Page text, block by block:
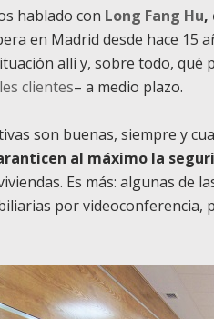
hablado con Long Fang Hu,
en Madrid desde hace 15
allí y, sobre todo,
clientes– a medio plazo.
son buenas, siempre y
al máximo la
Es más: algunas de
por videoconferencia,